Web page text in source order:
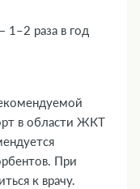
раза в год
в области ЖКТ
При
к врачу.